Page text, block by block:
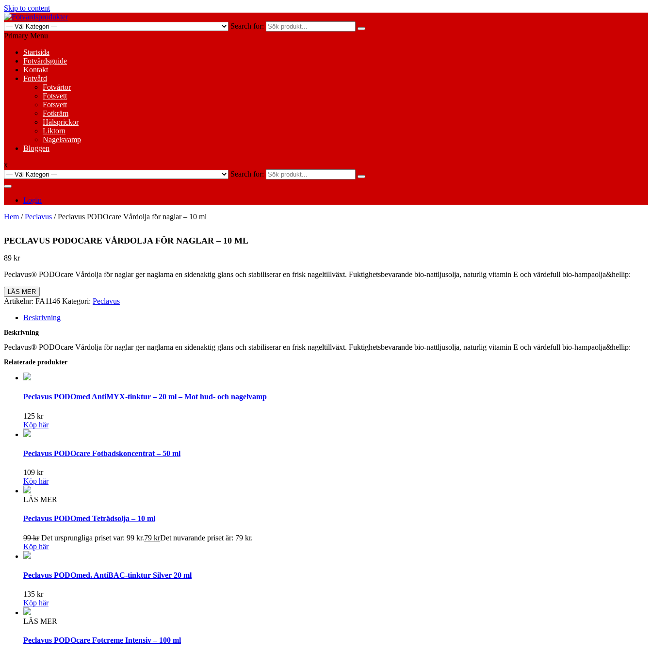
Skip to content
Search for:
Primary Menu
Startsida
Fotvårdsguide
Kontakt
Fotvård
Fotvårtor
Fotsvett
Fotsvett
Fotkräm
Hälsprickor
Liktorn
Nagelsvamp
Bloggen
x
Search for:
Login
Hem /Peclavus / Peclavus PODOcare Vårdolja för naglar – 10 ml
PECLAVUS PODOCARE VÅRDOLJA FÖR NAGLAR – 10 ML
89 kr
Peclavus® PODOcare Vårdolja för naglar ger naglarna en sidenaktig glans och stabiliserar en frisk nageltillväxt. Fuktighetsbevarande bio-nattljusolja, naturlig vitamin E och värdefull bio-hampaolja&hellip:
LÄS MER
Artikelnr: FA1146 Kategori: Peclavus
Beskrivning
Beskrivning
Peclavus® PODOcare Vårdolja för naglar ger naglarna en sidenaktig glans och stabiliserar en frisk nageltillväxt. Fuktighetsbevarande bio-nattljusolja, naturlig vitamin E och värdefull bio-hampaolja&hellip:
Relaterade produkter
Peclavus PODOmed AntiMYX-tinktur – 20 ml – Mot hud- och nagelvamp
125 kr
Köp här
Peclavus PODOcare Fotbadskoncentrat – 50 ml
109 kr
Köp här
LÄS MER
Peclavus PODOmed Teträdsolja – 10 ml
99kr Det ursprungliga priset var: 99 kr.79 krDet nuvarande priset är: 79 kr.
Köp här
Peclavus PODOmed. AntiBAC-tinktur Silver 20 ml
135 kr
Köp här
LÄS MER
Peclavus PODOcare Fotcreme Intensiv – 100 ml